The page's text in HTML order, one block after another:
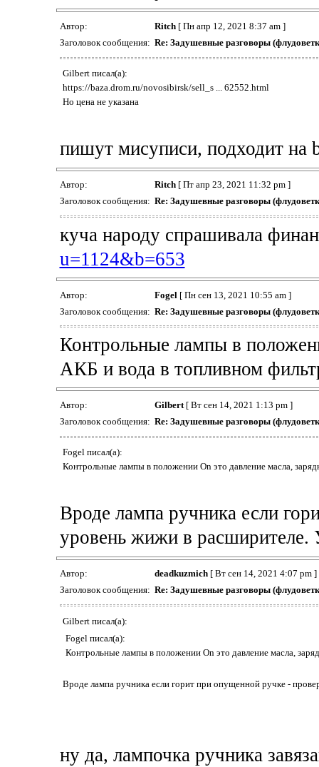
Автор: Ritch[ Пн апр 12, 2021 8:37 am ]
Заголовок сообщения: Re: Задушевные разговоры
Gilbert писал(а):
https://baza.drom.ru/novosibirsk/sell_s ... 62552.html
Но цена не указана
пишут мисуписи, подходит на
Автор: Ritch[ Пт апр 23, 2021 11:32 pm ]
Заголовок сообщения: Re: Задушевные разговоры
куча народу спрашивала
u=1124&b=653
Автор: Fogel [ Пн сен 13, 2021 10:55 am ]
Заголовок сообщения: Re: Задушевные разговоры
Контрольные лампы в
АКБ и вода в топливном
Автор: Gilbert[ Вт сен 14, 2021 1:13 pm ]
Заголовок сообщения: Re: Задушевные разговоры
Fogel писал(а):
Контрольные лампы в положении On это давление масла,
Вроде лампа ручника если
уровень жижи в расширителе.
Автор: deadkuzmich[ Вт сен 14, 2021 4:07 pm ]
Заголовок сообщения: Re: Задушевные разговоры
Gilbert писал(а):
Fogel писал(а):
Контрольные лампы в положении On это давление масла,
Вроде лампа ручника если горит при опущенной ручке -
ну да, лампочка ручника